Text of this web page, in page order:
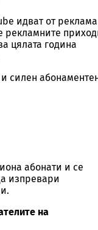
идват от
рекламните
цялата година
силен
абонати и се
изпревари
на